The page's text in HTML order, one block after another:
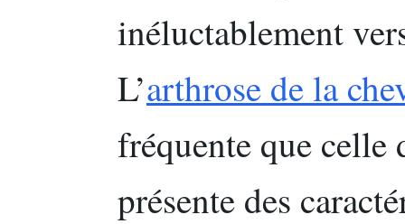
inéluctablement
L’arthrose de la
fréquente que celle
présente des